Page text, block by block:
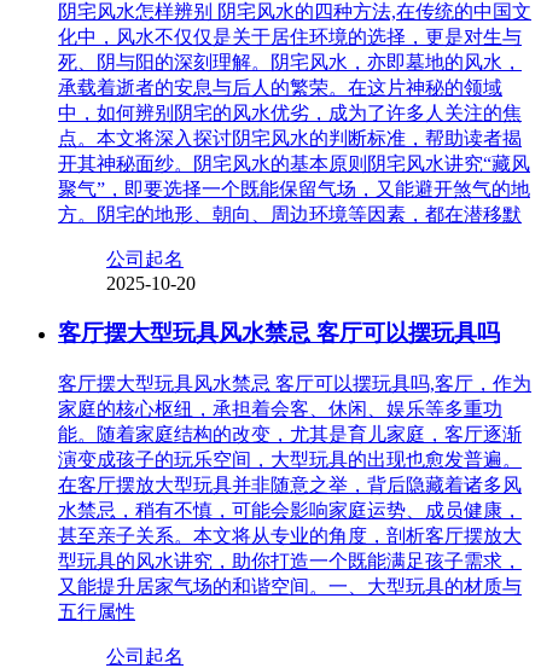
阴宅风水怎样辨别 阴宅风水的四种方法,在传统的中国文
化中，风水不仅仅是关于居住环境的选择，更是对生与
死、阴与阳的深刻理解。阴宅风水，亦即墓地的风水，
承载着逝者的安息与后人的繁荣。在这片神秘的领域
中，如何辨别阴宅的风水优劣，成为了许多人关注的焦
点。本文将深入探讨阴宅风水的判断标准，帮助读者揭
开其神秘面纱。阴宅风水的基本原则阴宅风水讲究“藏风
聚气”，即要选择一个既能保留气场，又能避开煞气的地
方。阴宅的地形、朝向、周边环境等因素，都在潜移默
公司起名
2025-10-20
客厅摆大型玩具风水禁忌 客厅可以摆玩具吗
客厅摆大型玩具风水禁忌 客厅可以摆玩具吗,客厅，作为
家庭的核心枢纽，承担着会客、休闲、娱乐等多重功
能。随着家庭结构的改变，尤其是育儿家庭，客厅逐渐
演变成孩子的玩乐空间，大型玩具的出现也愈发普遍。
在客厅摆放大型玩具并非随意之举，背后隐藏着诸多风
水禁忌，稍有不慎，可能会影响家庭运势、成员健康，
甚至亲子关系。本文将从专业的角度，剖析客厅摆放大
型玩具的风水讲究，助你打造一个既能满足孩子需求，
又能提升居家气场的和谐空间。一、大型玩具的材质与
五行属性
公司起名